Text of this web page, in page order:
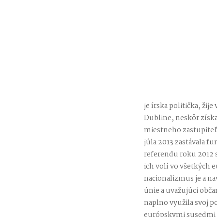
je írska politička, žije
Dubline, neskôr
miestneho
júla 2013 zastávala
referendu roku 2012
ich volí vo všetkých
nacionalizmus je a
únie a uvažujúci
naplno využila svoj